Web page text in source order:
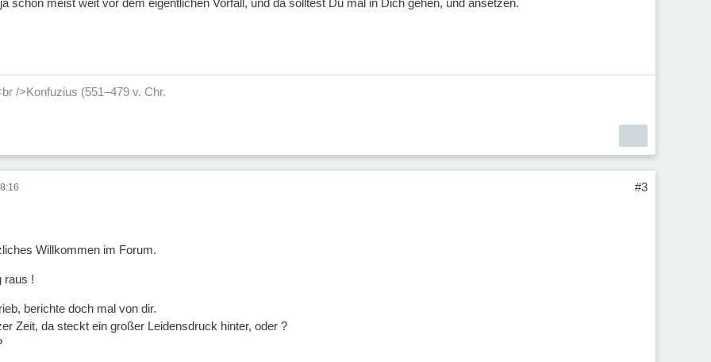
schon meist weit vor dem eigentlichen Vorfall, und da solltest Du mal in Dich gehen, und ansetzen.
/>Konfuzius (551–479 v. Chr.
#3
Willkommen im Forum.
raus !
berichte doch mal von dir.
Zeit, da steckt ein großer Leidensdruck hinter, oder ?